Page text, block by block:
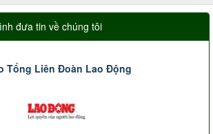
đưa tin về chúng tôi
Tổng Liên Đoàn Lao Động